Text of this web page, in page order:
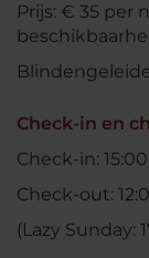
Prijs: € 35 per
Check-in en
Check-in: 15:00
Check-out:
(Lazy Sunday: